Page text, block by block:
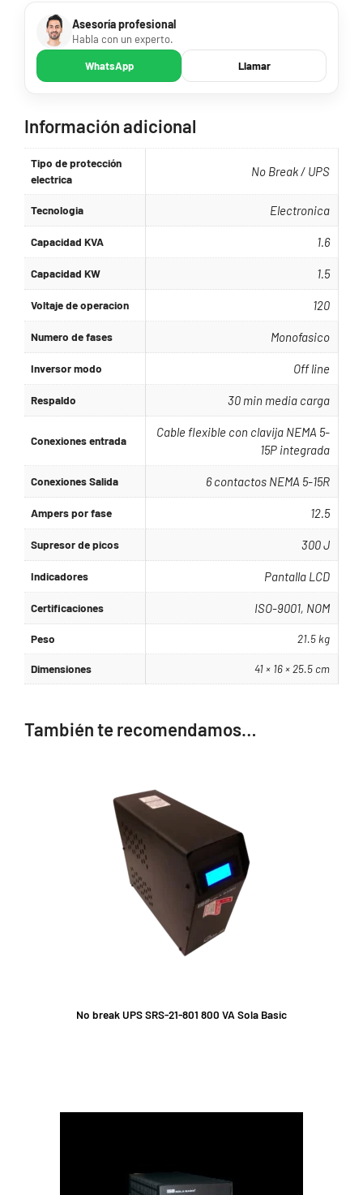
Asesoría profesional
Habla con un experto.
WhatsApp Llamar
Información adicional
Tipo de protección
electrica
No Break / UPS
Tecnologia Electronica
Capacidad KVA 1.6
Capacidad KW 1.5
Voltaje de operacion 120
Numero de fases Monofasico
Inversor modo Off line
Respaldo 30 min media carga
Conexiones entrada
Cable flexible con clavija NEMA 5-
15P integrada
Conexiones Salida 6 contactos NEMA 5-15R
Ampers por fase 12.5
Supresor de picos 300 J
Indicadores Pantalla LCD
Certificaciones ISO-9001, NOM
Peso 21.5 kg
Dimensiones 41 × 16 × 25.5 cm
También te recomendamos…
No break UPS SRS-21-801 800 VA Sola Basic